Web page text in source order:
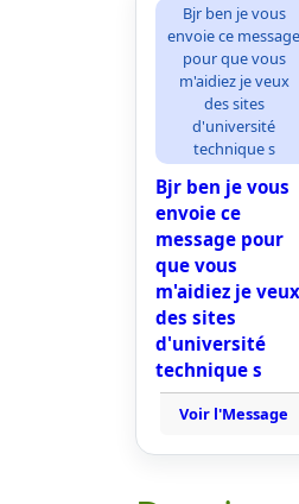
Bjr ben je vous
envoie ce message
pour que vous
m'aidiez je veux
des sites
d'université
technique s
Bjr ben je vous
envoie ce
message pour
que vous
m'aidiez je veux
des sites
d'université
technique s
Voir l'Message